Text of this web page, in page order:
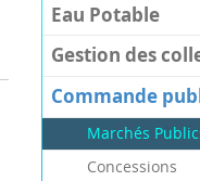
Eau Potable
Gestion des
Commande
Marchés
Concessions